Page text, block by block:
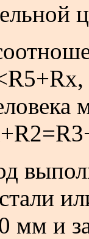
мм и